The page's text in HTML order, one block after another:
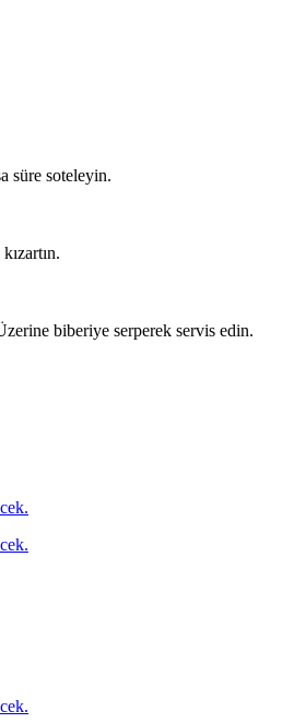
süre soteleyin.
biberiye serperek servis edin.